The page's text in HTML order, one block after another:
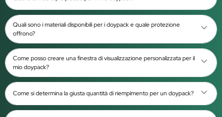
Quali sono i materiali disponibili per i doypack e quale protezione
offrono?
Come posso creare una finestra di visualizzazione personalizzata per il
mio doypack?
Come si determina la giusta quantità di riempimento per un doypack?